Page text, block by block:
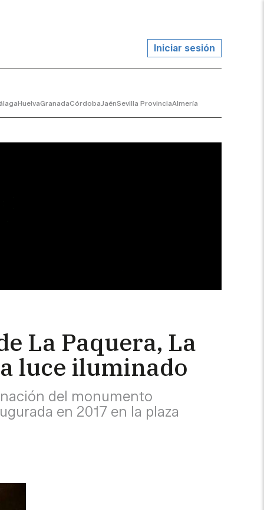
Iniciar sesión
HuelvaGranadaCórdobaJaénSevilla ProvinciaAlmería
La Paquera, La
luce iluminado
del monumento
en 2017 en la plaza